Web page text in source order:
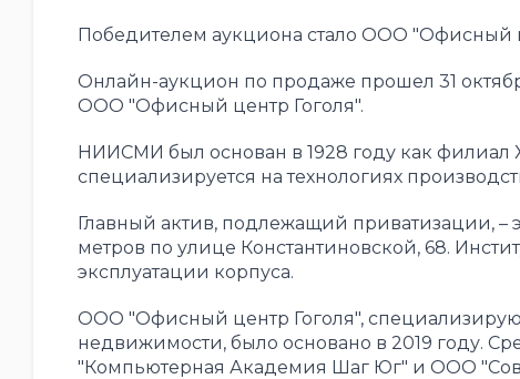
Победителем аукциона стало ООО "Офисный
Онлайн-аукцион по продаже прошел 31
ООО "Офисный центр Гоголя".
НИИСМИ был основан в 1928 году как филиал
специализируется на технологиях
Главный актив, подлежащий приватизации, –
метров по улице Константиновской, 68.
эксплуатации корпуса.
ООО "Офисный центр Гоголя",
недвижимости, было основано в 2019 году.
"Компьютерная Академия Шаг Юг" и ООО